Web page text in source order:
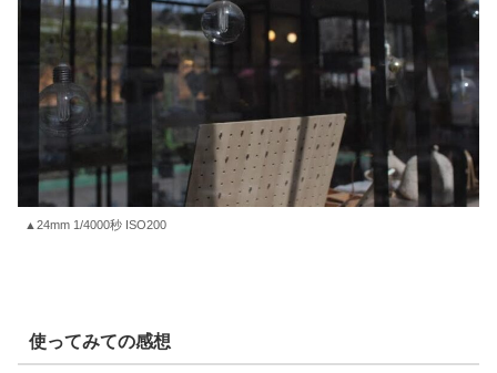
▲24mm 1/4000秒 ISO200
使ってみての感想